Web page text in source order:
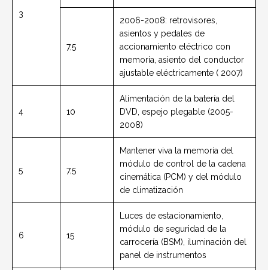
3
7,5
2006-2008: retrovisores,
asientos y pedales de
accionamiento eléctrico con
memoria, asiento del conductor
ajustable eléctricamente ( 2007)
4 10
Alimentación de la batería del
DVD, espejo plegable (2005-
2008)
5 7,5
Mantener viva la memoria del
módulo de control de la cadena
cinemática (PCM) y del módulo
de climatización
6 15
Luces de estacionamiento,
módulo de seguridad de la
carrocería (BSM), iluminación del
panel de instrumentos